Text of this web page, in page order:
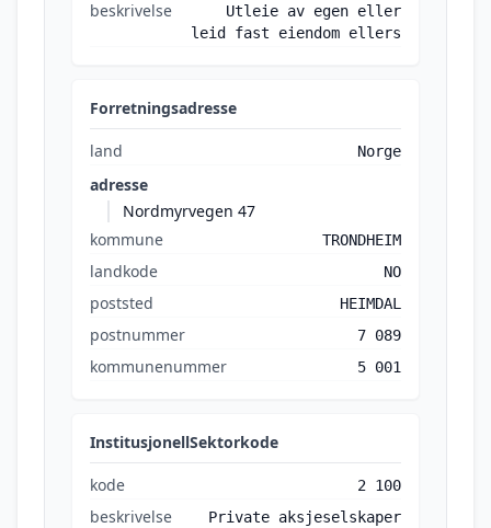
beskrivelse
Utleie av egen eller
leid fast eiendom ellers
Forretningsadresse
land Norge
adresse
Nordmyrvegen 47
kommune
TRONDHEIM
landkode NO
poststed HEIMDAL
postnummer 7 089
kommunenummer 5 001
InstitusjonellSektorkode
kode 2 100
beskrivelse
Private aksjeselskaper